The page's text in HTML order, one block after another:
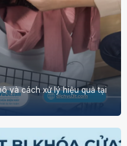
và cách xử lý hiệu quả tại